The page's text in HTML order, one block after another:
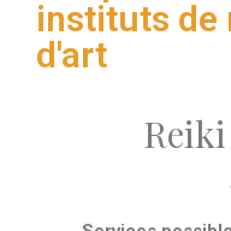
instituts de
d'art